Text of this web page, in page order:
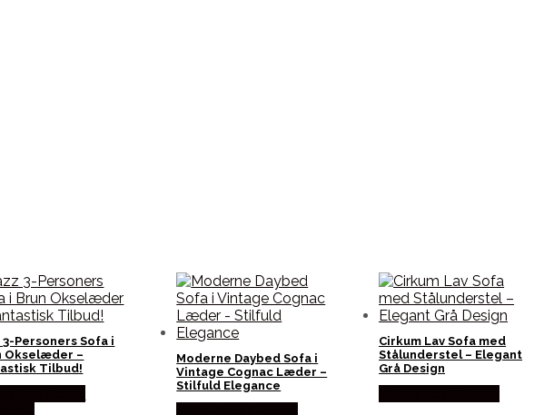
3-Personers Sofa i
Okselæder –
Tilbud!
Moderne Daybed Sofa i
Vintage Cognac Læder –
Stilfuld Elegance
Cirkum Lav Sofa med
Stålunderstel – Elegant
Grå Design